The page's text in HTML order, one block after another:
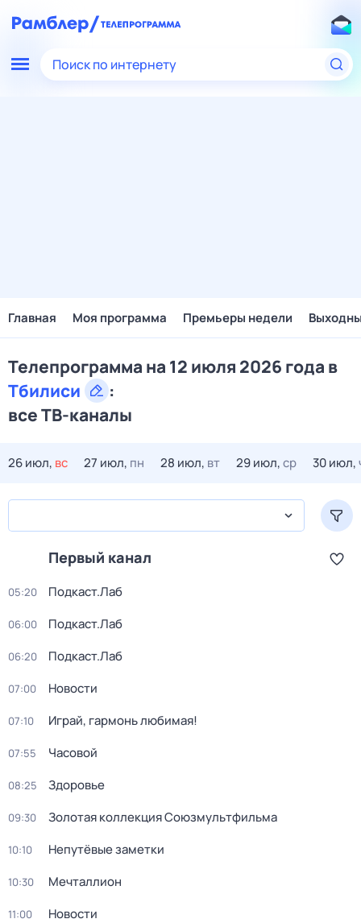
Поиск по интернету
Главная Моя программа Премьеры недели
Телепрограмма на 12 июля 2026 года в
Тбилиси
:
все ТВ-каналы
26 июл, вс 27 июл, пн 28 июл, вт 29 июл,ср 30 июл,
Первый канал
05:20 Подкаст.Лаб
06:00 Подкаст.Лаб
06:20 Подкаст.Лаб
07:00 Новости
07:10 Играй, гармонь любимая!
07:55 Часовой
08:25 Здоровье
09:30 Золотая коллекция Союзмультфильма
10:10 Непутёвые заметки
10:30 Мечталлион
11:00 Новости